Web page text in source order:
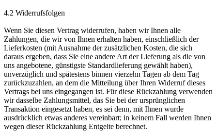
4.2 Widerrufsfolgen
Wenn Sie diesen Vertrag widerrufen, haben wir Ihnen alle
Zahlungen, die wir von Ihnen erhalten haben, einschließlich der
Lieferkosten (mit Ausnahme der zusätzlichen Kosten, die sich
daraus ergeben, dass Sie eine andere Art der Lieferung als die von
uns angebotene, günstigste Standardlieferung gewählt haben),
unverzüglich und spätestens binnen vierzehn Tagen ab dem Tag
zurückzuzahlen, an dem die Mitteilung über Ihren Widerruf dieses
Vertrags bei uns eingegangen ist. Für diese Rückzahlung verwenden
wir dasselbe Zahlungsmittel, das Sie bei der ursprünglichen
Transaktion eingesetzt haben, es sei denn, mit Ihnen wurde
ausdrücklich etwas anderes vereinbart; in keinem Fall werden Ihnen
wegen dieser Rückzahlung Entgelte berechnet.